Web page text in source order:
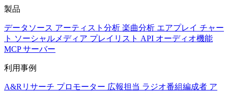
製品
データソース アーティスト分析 楽曲分析 エアプレイ チャー
ト ソーシャルメディア プレイリスト API オーディオ機能
MCP サーバー
利用事例
A&Rリサーチ プロモーター 広報担当 ラジオ番組編成者 ア